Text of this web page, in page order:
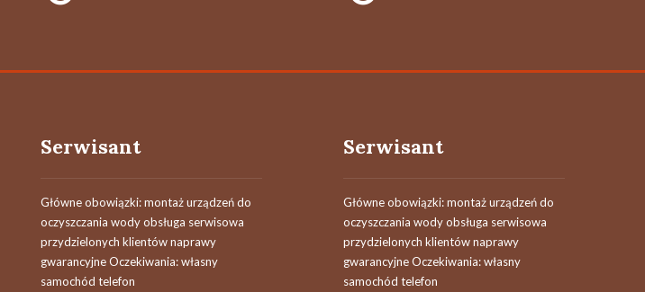
Serwisant
Główne obowiązki: montaż urządzeń do
oczyszczania wody obsługa serwisowa
przydzielonych klientów naprawy
gwarancyjne Oczekiwania: własny
samochód telefon
Serwisant
Główne obowiązki: montaż urządzeń do
oczyszczania wody obsługa serwisowa
przydzielonych klientów naprawy
gwarancyjne Oczekiwania: własny
samochód telefon